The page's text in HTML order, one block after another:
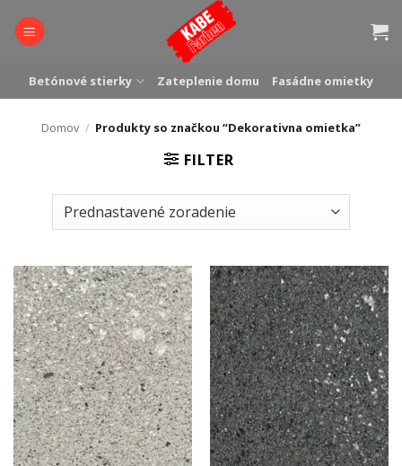
Betónové stierky Zateplenie domu Fasádne omietky
Domov / Produkty so značkou “Dekorativna omietka”
FILTER